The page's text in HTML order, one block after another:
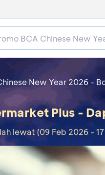
New Year 2026 -
Plus -
lewat (09 Feb 2026 -